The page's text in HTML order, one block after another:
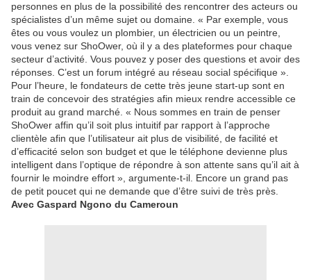
personnes en plus de la possibilité des rencontrer des acteurs ou
spécialistes d’un même sujet ou domaine. « Par exemple, vous
êtes ou vous voulez un plombier, un électricien ou un peintre,
vous venez sur ShoOwer, où il y a des plateformes pour chaque
secteur d’activité. Vous pouvez y poser des questions et avoir des
réponses. C’est un forum intégré au réseau social spécifique ».
Pour l’heure, le fondateurs de cette très jeune start-up sont en
train de concevoir des stratégies afin mieux rendre accessible ce
produit au grand marché. « Nous sommes en train de penser
ShoOwer affin qu’il soit plus intuitif par rapport à l’approche
clientèle afin que l’utilisateur ait plus de visibilité, de facilité et
d’efficacité selon son budget et que le téléphone devienne plus
intelligent dans l’optique de répondre à son attente sans qu’il ait à
fournir le moindre effort », argumente-t-il. Encore un grand pas
de petit poucet qui ne demande que d’être suivi de très près.
Avec Gaspard Ngono du Cameroun